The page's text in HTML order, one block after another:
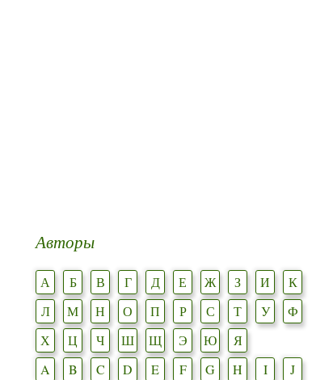
Авторы
А Б В Г Д Е Ж З И
К
Л
М Н О П Р С Т У
Ф
Х
Ц Ч Ш Щ Э Ю
Я
A
B C D E F G H I
J